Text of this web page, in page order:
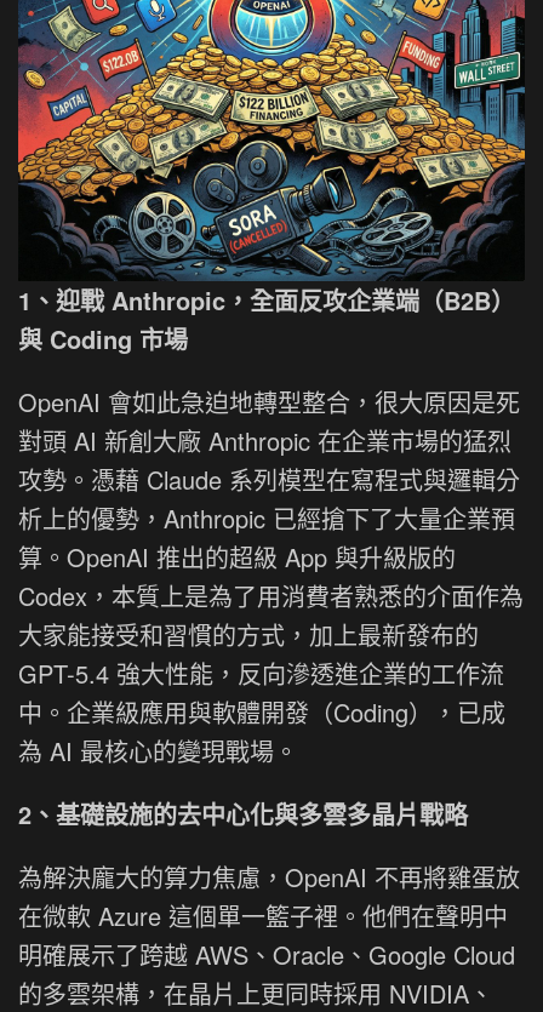
1、迎戰 Anthropic，全面反攻企業端（B2B）
與 Coding 市場
OpenAI 會如此急迫地轉型整合，很大原因是死
對頭 AI 新創大廠 Anthropic 在企業市場的猛烈
攻勢。憑藉 Claude 系列模型在寫程式與邏輯分
析上的優勢，Anthropic 已經搶下了大量企業預
算。OpenAI 推出的超級 App 與升級版的
Codex，本質上是為了用消費者熟悉的介面作為
大家能接受和習慣的方式，加上最新發布的
GPT-5.4 強大性能，反向滲透進企業的工作流
中。企業級應用與軟體開發（Coding），已成
為 AI 最核心的變現戰場。
2、基礎設施的去中心化與多雲多晶片戰略
為解決龐大的算力焦慮，OpenAI 不再將雞蛋放
在微軟 Azure 這個單一籃子裡。他們在聲明中
明確展示了跨越 AWS、Oracle、Google Cloud
的多雲架構，在晶片上更同時採用 NVIDIA、